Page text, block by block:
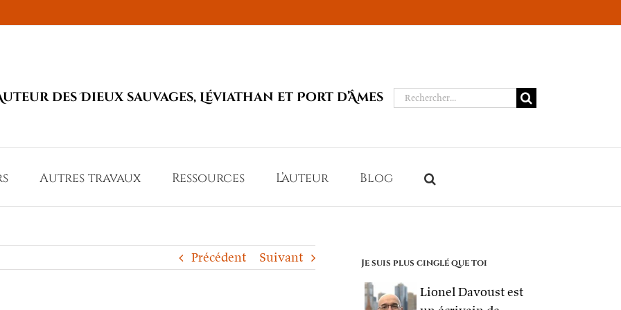
des Dieux sauvages, Léviathan et Port d’Âmes Rechercher:
Autres travaux Ressources L’auteur Blog
Précédent Suivant Je suis plus cinglé que toi
Lionel Davoust est